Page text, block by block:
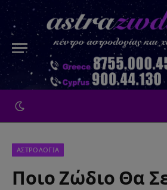
ΑΣΤΡΟΛΟΓΙΑ
Ποιο Ζώδιο Θα